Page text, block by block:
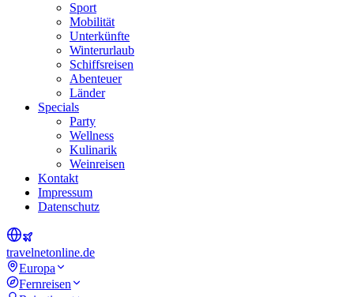
Sport
Mobilität
Unterkünfte
Winterurlaub
Schiffsreisen
Abenteuer
Länder
Specials
Party
Wellness
Kulinarik
Weinreisen
Kontakt
Impressum
Datenschutz
travelnetonline.de
Europa
Fernreisen